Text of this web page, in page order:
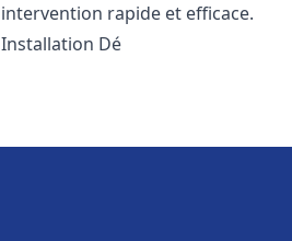
intervention rapide et efficace.
Installation Dé